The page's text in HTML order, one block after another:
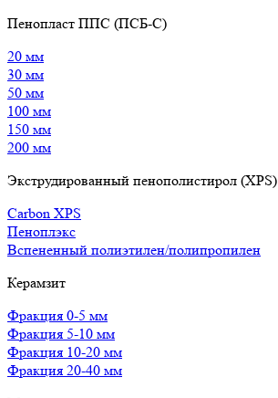
Пенопласт ППС (ПСБ-С)
20 мм
30 мм
50 мм
100 мм
150 мм
200 мм
Экструдированный пенополистирол (XPS)
Carbon XPS
Пеноплэкс
Вспененный полиэтилен/полипропилен
Керамзит
Фракция 0-5 мм
Фракция 5-10 мм
Фракция 10-20 мм
Фракция 20-40 мм